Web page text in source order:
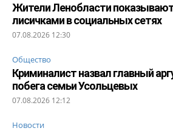
Жители Ленобласти
лисичками в социальных сетях
07.08.2026 12:30
Общество
Криминалист назвал главный
побега семьи Усольцевых
07.08.2026 12:12
Новости